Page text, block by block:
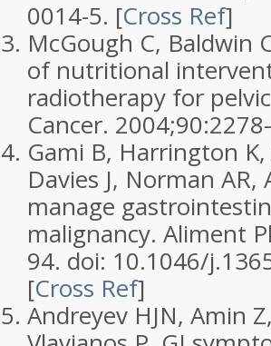
0014-5. [Cross Ref]
McGough C, Baldwin
of nutritional
radiotherapy for
Cancer. 2004;90
Gami B, Harrington
Davies J, Norman
manage
malignancy. Aliment
94. doi: 10.1046/
[Cross Ref]
Andreyev HJN, Amin